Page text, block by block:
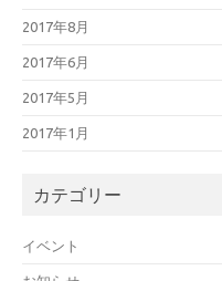
2017年8月
2017年6月
2017年5月
2017年1月
カテゴリー
イベント